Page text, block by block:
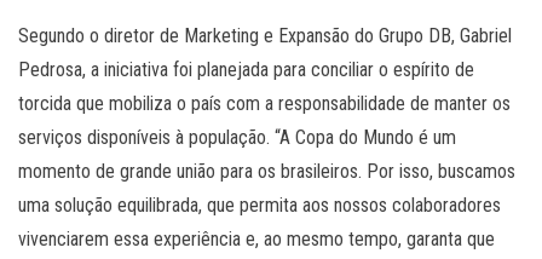
Segundo o diretor de Marketing e Expansão do Grupo DB, Gabriel
Pedrosa, a iniciativa foi planejada para conciliar o espírito de
torcida que mobiliza o país com a responsabilidade de manter os
serviços disponíveis à população. “A Copa do Mundo é um
momento de grande união para os brasileiros. Por isso, buscamos
uma solução equilibrada, que permita aos nossos colaboradores
vivenciarem essa experiência e, ao mesmo tempo, garanta que